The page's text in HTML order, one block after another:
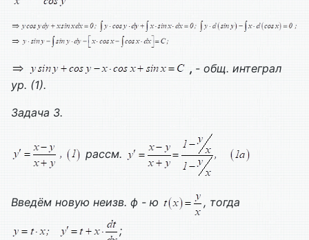
, - общ. интеграл
ур. (1).
Задача 3.
рассм.
Введём новую неизв. ф - ю , тогда
;